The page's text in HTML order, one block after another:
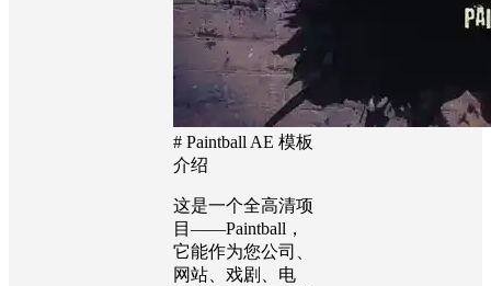
# Paintball AE 模板
介绍
这是一个全高清项
目——Paintball，
它能作为您公司、
网站、戏剧、电